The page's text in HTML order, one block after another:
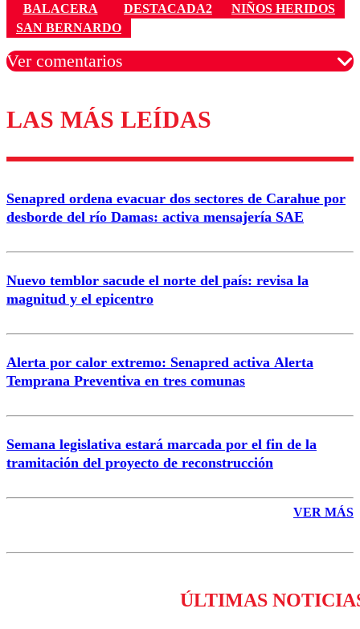
BALACERA DESTACADA2
NIÑOS HERIDOS
SAN BERNARDO
Ver comentarios
Los comentarios son moderados para garantizar un
diálogo respetuoso.
Correo
LAS MÁS LEÍDAS
Senapred ordena evacuar dos sectores de Carahue por
desborde del río Damas: activa mensajería SAE
Nuevo temblor sacude el norte del país: revisa la
magnitud y el epicentro
Alerta por calor extremo: Senapred activa Alerta
Temprana Preventiva en tres comunas
Semana legislativa estará marcada por el fin de la
tramitación del proyecto de reconstrucción
VER MÁS
ÚLTIMAS